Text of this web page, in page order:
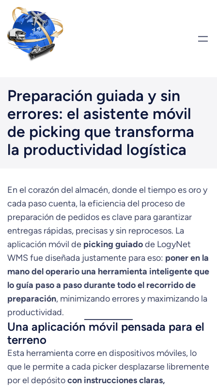
Saltar
contenido
Preparación guiada y sin
errores: el asistente móvil
de picking que transforma
la productividad logística
En el corazón del almacén, donde el tiempo es oro y
cada paso cuenta, la eficiencia del proceso de
preparación de pedidos es clave para garantizar
entregas rápidas, precisas y sin reprocesos. La
aplicación móvil de picking guiadode LogyNet
WMS fue diseñada justamente para eso: poner en la
mano del operario una herramienta inteligente que
lo guía paso a paso durante todo el recorrido de
preparación, minimizando errores y maximizando la
productividad.
Una aplicación móvil pensada para el
terreno
Esta herramienta corre en dispositivos móviles, lo
que le permite a cada picker desplazarse libremente
por el depósitocon instrucciones claras,